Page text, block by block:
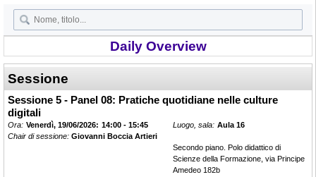
Daily Overview
Sessione
Sessione 5 - Panel 08: Pratiche quotidiane nelle culture
digitali
Ora: Venerdì, 19/06/2026: 14:00 - 15:45
Chair di sessione: Giovanni Boccia Artieri
Luogo, sala: Aula 16
Secondo piano. Polo didattico di
Scienze della Formazione, via Principe
Amedeo 182b